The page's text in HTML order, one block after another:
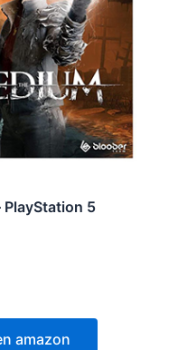
PlayStation 5
amazon